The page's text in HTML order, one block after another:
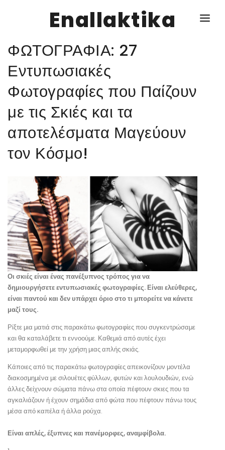
Enallaktika
NEWS
ΥΓΕΙΑ
ΣΥΝΤΑΓΕΣ
ΔΙΑΦΟΡΑ
ΕΝΑΛΛΑΚΤΙΚΑ
ΑΥΤΑΡΚΕΙΑ
ΣΧΕΣΕΙΣ
ΚΑΛΛΙΕΡΓΕΙΕΣ
ΦΩΤΟΓΡΑΦΙΑ: 27
Εντυπωσιακές
Φωτογραφίες που Παίζουν
με τις Σκιές και τα
αποτελέσματα Μαγεύουν
τον Κόσμο!
Οι σκιές είναι ένας πανέξυπνος τρόπος για να
δημιουργήσετε εντυπωσιακές φωτογραφίες. Είναι ελεύθερες,
είναι παντού και δεν υπάρχει όριο στο τι μπορείτε να κάνετε
μαζί τους.
Ρίξτε μια ματιά στις παρακάτω φωτογραφίες που συγκεντρώσαμε
και θα καταλάβετε τι εννοούμε. Καθεμιά από αυτές έχει
μεταμορφωθεί με την χρήση μιας απλής σκιάς.
Κάποιες από τις παρακάτω φωτογραφίες απεικονίζουν μοντέλα
διακοσμημένα με σιλουέτες φύλλων, φυτών και λουλουδιών, ενώ
άλλες δείχνουν σώματα πάνω στα οποία πέφτουν σκιες που τα
αγκαλιάζουν ή έχουν σημάδια από φώτα που πέφτουν πάνω τους
μέσα από καπέλα ή άλλα ρούχα.
Είναι απλές, έξυπνες και πανέμορφες, αναμφίβολα.